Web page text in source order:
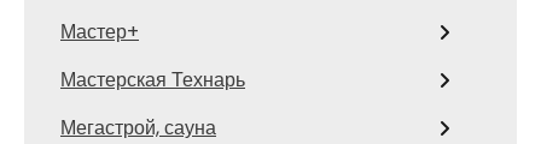
Мастер+
Мастерская Технарь
Мегастрой, сауна